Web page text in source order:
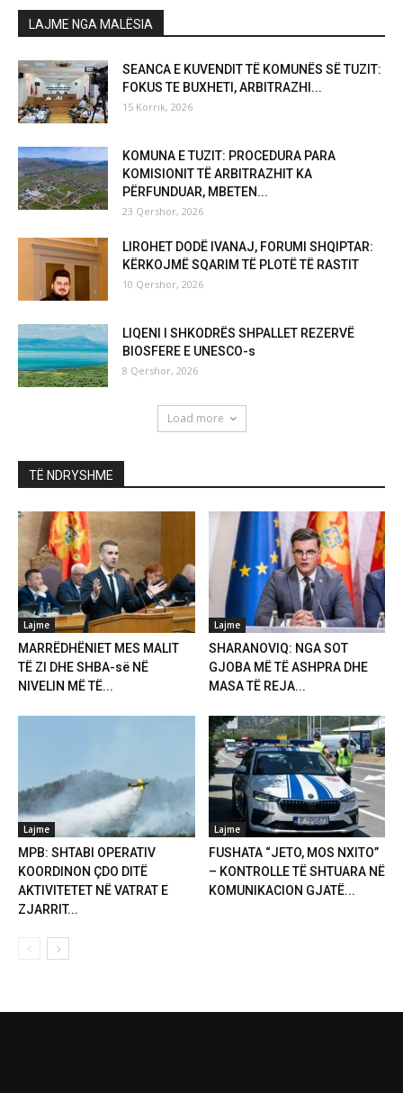
LAJME NGA MALËSIA
SEANCA E KUVENDIT TË KOMUNËS SË TUZIT:
FOKUS TE BUXHETI, ARBITRAZHI...
15 Korrik, 2026
KOMUNA E TUZIT: PROCEDURA PARA
KOMISIONIT TË ARBITRAZHIT KA
PËRFUNDUAR, MBETEN...
23 Qershor, 2026
LIROHET DODË IVANAJ, FORUMI SHQIPTAR:
KËRKOJMË SQARIM TË PLOTË TË RASTIT
10 Qershor, 2026
LIQENI I SHKODRËS SHPALLET REZERVË
BIOSFERE E UNESCO-s
8 Qershor, 2026
Load more
TË NDRYSHME
Lajme
MARRËDHËNIET MES MALIT
TË ZI DHE SHBA-së NË
NIVELIN MË TË...
Lajme
SHARANOVIQ: NGA SOT
GJOBA MË TË ASHPRA DHE
MASA TË REJA...
Lajme
MPB: SHTABI OPERATIV
KOORDINON ÇDO DITË
AKTIVITETET NË VATRAT E
ZJARRIT...
Lajme
FUSHATA “JETO, MOS NXITO”
– KONTROLLE TË SHTUARA NË
KOMUNIKACION GJATË...